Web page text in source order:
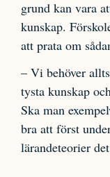
grund kan vara
kunskap.
att prata om
– Vi behöver
tysta kunskap
Ska man
bra att först
lärandeteorier